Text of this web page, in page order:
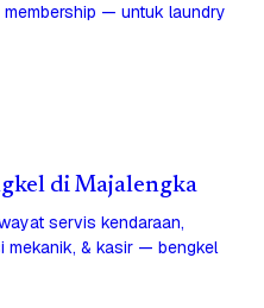
— untuk laundry
di Majalengka
servis kendaraan,
mekanik, & kasir — bengkel